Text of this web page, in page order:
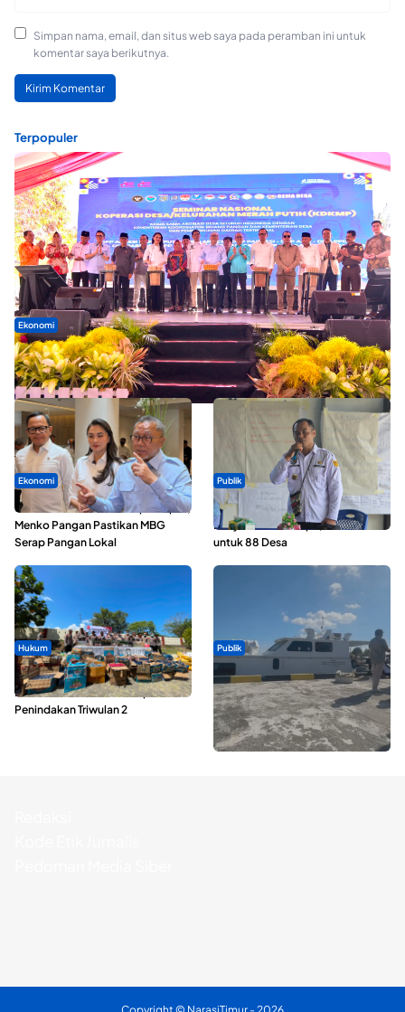
Simpan nama, email, dan situs web saya pada peramban ini untuk
komentar saya berikutnya.
Terpopuler
Ekonomi
Seminar di Ternate, Mendes Perkuat Sinergi Percepatan
Kopdes Merah Putih
Ekonomi
SPPG di Maluku Utara Dipercepat,
Menko Pangan Pastikan MBG
Serap Pangan Lokal
Publik
ABDESI Morotai Apresiasi
Penyaluran ADD Rp3,13 Miliar
untuk 88 Desa
Hukum
Polda Maluku Utara Musnahkan
Ribuan Liter Miras Hasil Operasi
Penindakan Triwulan 2
Publik
Pelayaran Perdana KM Dodola
Express Terkendala, Baling-baling
Kapal Rusak